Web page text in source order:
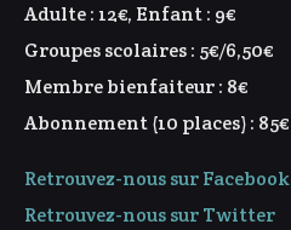
Adulte : 12€, Enfant : 9€
Groupes scolaires : 5€/6,50€
Membre bienfaiteur : 8€
Abonnement (10 places) : 85€
Retrouvez-nous sur Facebook
Retrouvez-nous sur Twitter